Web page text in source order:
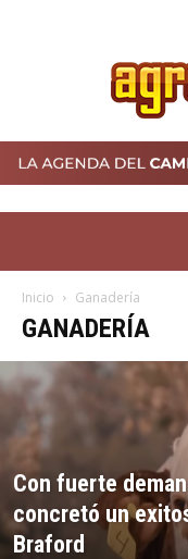
Inicio Ganadería
GANADERÍA
Con fuerte
concretó un
Braford